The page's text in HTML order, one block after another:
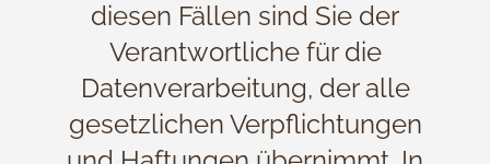
diesen Fällen sind Sie der
Verantwortliche für die
Datenverarbeitung, der alle
gesetzlichen Verpflichtungen